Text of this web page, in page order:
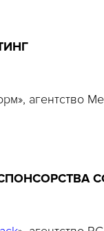
агентство